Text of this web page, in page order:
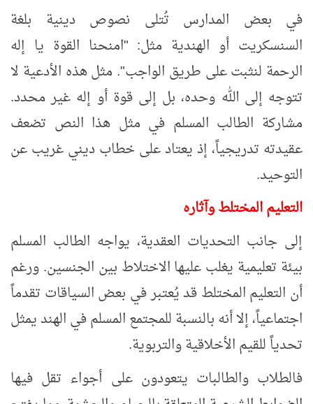
في بعض المدارس تُتلى نصوص دينية بلغة
السنسكريت أو الهندية مثل: "امنحنا القوة يا إله
الرحمة لنثبت على طريق الواجب". مثل هذه الأدعية لا
تتوجه إلى الله وحده، بل إلى قوة أو إله غير محدد.
مشاركة الطالب المسلم في مثل هذا النص تضعف
عقيدته تدريجياً، إذ يعتاد على خطاب ديني غريب عن
التوحيد.
التعليم المختلط وآثاره
إلى جانب التحديات العقدية، يواجه الطالب المسلم
بيئة تعليمية يغلب عليها الاختلاط بين الجنسين. ورغم
أن التعليم المختلط قد يُعتبر في بعض السياقات تقدماً
اجتماعياً، إلا أنه بالنسبة للمجتمع المسلم في الهند يمثل
تحدياً للقيم الأخلاقية والتربوية.
فالطلاب والطالبات يتعودون على أجواء تقل فيها